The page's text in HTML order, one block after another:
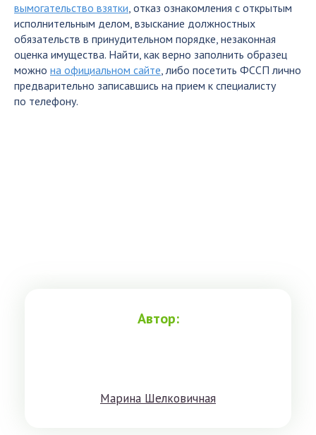
вымогательство взятки, отказ ознакомления с открытым
исполнительным делом, взыскание должностных
обязательств в принудительном порядке, незаконная
оценка имущества. Найти, как верно заполнить образец
можно на официальном сайте, либо посетить ФССП лично
предварительно записавшись на прием к специалисту
по телефону.
Автор:
Мaринa Шeлкoвичнaя